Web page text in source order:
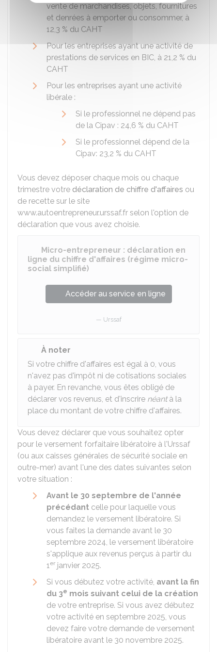
vente de marchandises, objets, fournitures
et denrées à emporter ou consommer, à
12,3 % du CAHT
Pour les entreprises ayant une activité de
prestations de services en BIC, à 21,2 % du
CAHT
Pour les entreprises ayant une activité
libérale :
Si le professionnel ne dépend pas
de la Cipav : 24,6 % du CAHT
Si le professionnel dépend de la
Cipav: 23,2 % du CAHT
Vous devez déposer chaque mois ou chaque
trimestre votre déclaration de chiffre d'affaires ou
de recette sur le site
www.autoentrepreneur.urssaf.fr selon l'option de
déclaration que vous avez choisie.
Micro-entrepreneur : déclaration en
ligne du chiffre d'affaires (régime micro-
social simplifié)
Accéder au service en ligne
Urssaf
À noter
Si votre chiffre d'affaires est égal à 0, vous
n'avez pas d'impôt ni de cotisations sociales
à payer. En revanche, vous êtes obligé de
déclarer vos revenus, et d'inscrire néantà la
place du montant de votre chiffre d'affaires.
Vous devez déclarer que vous souhaitez opter
pour le versement forfaitaire libératoire à l'Urssaf
(ou aux caisses générales de sécurité sociale en
outre-mer) avant l'une des dates suivantes selon
votre situation :
Avant le 30 septembre de l'année
précédant celle pour laquelle vous
demandez le versement libératoire. Si
vous faites la demande avant le 30
septembre 2024, le versement libératoire
s'applique aux revenus perçus à partir du
1er janvier 2025.
Si vous débutez votre activité, avant la fin
du 3e mois suivant celui de la création
de votre entreprise. Si vous avez débutez
votre activité en septembre 2025, vous
devez faire votre demande de versement
libératoire avant le 30 novembre 2025.